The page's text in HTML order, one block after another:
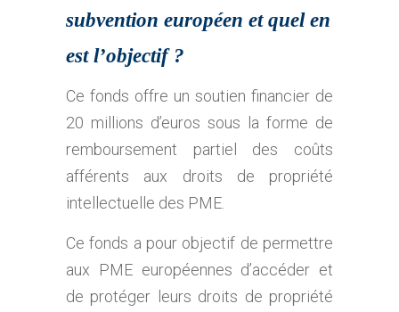
subvention européen et quel en
est l’objectif ?
Ce fonds offre un soutien financier de
20 millions d’euros sous la forme de
remboursement partiel des coûts
afférents aux droits de propriété
intellectuelle des PME.
Ce fonds a pour objectif de permettre
aux PME européennes d’accéder et
de protéger leurs droits de propriété